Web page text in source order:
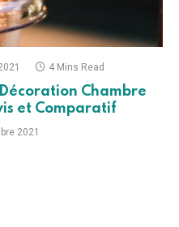
4 Mins Read
Chambre
et Comparatif
2021